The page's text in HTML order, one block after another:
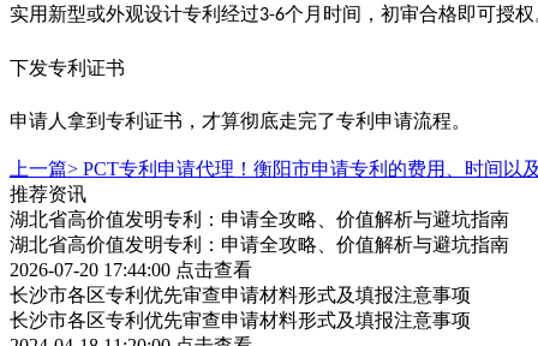
实用新型或外观设计专利经过3-6个月时间，初审合格即可授
下发专利证书
申请人拿到专利证书，才算彻底走完了专利申请流程。
上一篇> PCT专利申请代理！衡阳市申请专利的费用、时间以
推荐资讯
湖北省高价值发明专利：申请全攻略、价值解析与避坑指南
湖北省高价值发明专利：申请全攻略、价值解析与避坑指南
2026-07-20 17:44:00 点击查看
长沙市各区专利优先审查申请材料形式及填报注意事项
长沙市各区专利优先审查申请材料形式及填报注意事项